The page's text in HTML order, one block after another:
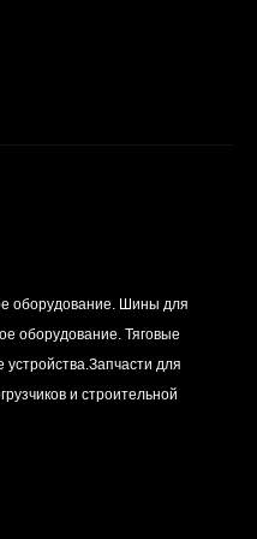
двигателей
K15,K21,K25
запросу
оборудование. Шины для
оборудование. Тяговые
для
и строительной